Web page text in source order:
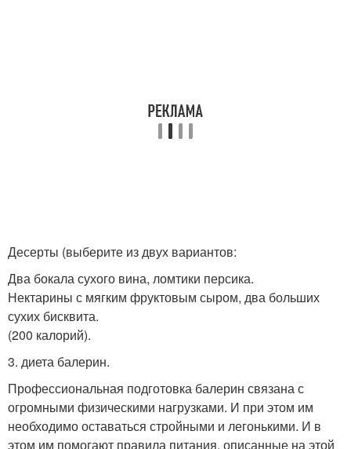
Десерты (выберите из двух вариантов:
Два бокала сухого вина, ломтики персика.
Нектарины с мягким фруктовым сыром, два больших
сухих бисквита.
(200 калорий).
3. диета балерин.
Профессиональная подготовка балерин связана с
огромными физическими нагрузками. И при этом им
необходимо оставаться стройными и легонькими. И в
этом им помогают правила питания, описанные на этой